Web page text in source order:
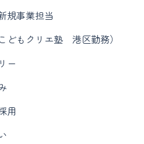
規事業担当
どもクリエ塾 港区勤務）
ー
用